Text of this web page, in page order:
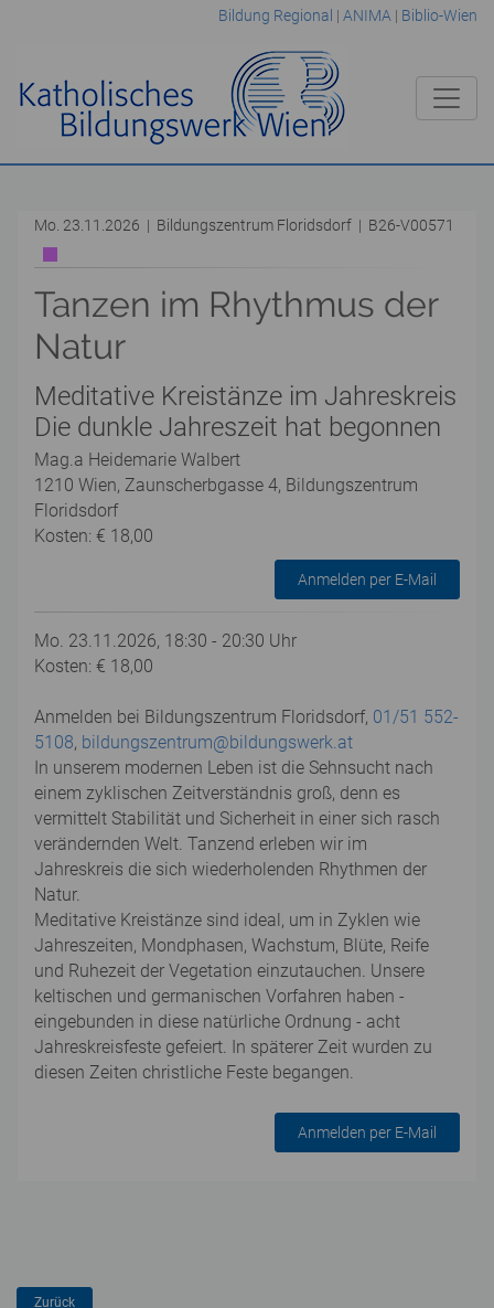
Bildung Regional | ANIMA | Biblio-Wien
Mo. 23.11.2026 | Bildungszentrum Floridsdorf | B26-V00571
Tanzen im Rhythmus der
Natur
Meditative Kreistänze im Jahreskreis
Die dunkle Jahreszeit hat begonnen
Mag.a Heidemarie Walbert
1210 Wien, Zaunscherbgasse 4, Bildungszentrum
Floridsdorf
Kosten: € 18,00
Anmelden per E-Mail
Mo. 23.11.2026, 18:30 - 20:30 Uhr
Kosten: € 18,00
Anmelden bei Bildungszentrum Floridsdorf, 01/51 552-
5108, bildungszentrum@bildungswerk.at
In unserem modernen Leben ist die Sehnsucht nach
einem zyklischen Zeitverständnis groß, denn es
vermittelt Stabilität und Sicherheit in einer sich rasch
verändernden Welt. Tanzend erleben wir im
Jahreskreis die sich wiederholenden Rhythmen der
Natur.
Meditative Kreistänze sind ideal, um in Zyklen wie
Jahreszeiten, Mondphasen, Wachstum, Blüte, Reife
und Ruhezeit der Vegetation einzutauchen. Unsere
keltischen und germanischen Vorfahren haben -
eingebunden in diese natürliche Ordnung - acht
Jahreskreisfeste gefeiert. In späterer Zeit wurden zu
diesen Zeiten christliche Feste begangen.
Anmelden per E-Mail